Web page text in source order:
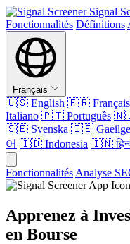
Signal
Fonctionnalités Définitions
Français
🇺🇸 English 🇫🇷 Français
Italiano 🇵🇹 Português
🇸🇪 Svenska 🇮🇪 Gaeilge
어 🇮🇩 Indonesia 🇮🇳
Fonctionnalités Analyse
Apprenez à
en Bourse